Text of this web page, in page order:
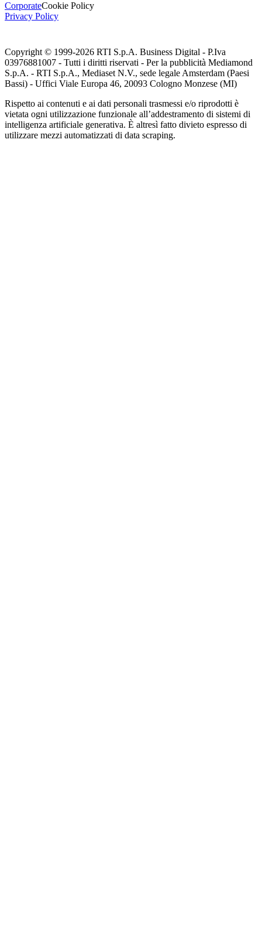
CorporateCookie Policy
Privacy Policy
Copyright © 1999-2026 RTI S.p.A. Business Digital - P.Iva
03976881007 - Tutti i diritti riservati - Per la pubblicità Mediamond
S.p.A. - RTI S.p.A., Mediaset N.V., sede legale Amsterdam (Paesi
Bassi) - Uffici Viale Europa 46, 20093 Cologno Monzese (MI)
Rispetto ai contenuti e ai dati personali trasmessi e/o riprodotti è
vietata ogni utilizzazione funzionale all’addestramento di sistemi di
intelligenza artificiale generativa. È altresì fatto divieto espresso di
utilizzare mezzi automatizzati di data scraping.